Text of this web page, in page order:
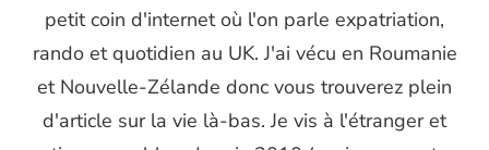
petit coin d'internet où l'on parle expatriation,
rando et quotidien au UK. J'ai vécu en Roumanie
et Nouvelle-Zélande donc vous trouverez plein
d'article sur la vie là-bas. Je vis à l'étranger et